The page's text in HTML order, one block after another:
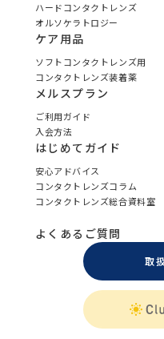
ハードコンタクトレンズ
オルソケラトロジー
ケア用品
ソフトコンタクトレンズ用
コンタクトレンズ装着薬
メルスプラン
ご利用ガイド
入会方法
はじめてガイド
安心アドバイス
コンタクトレンズコラム
コンタクトレンズ総合資料室
よくあるご質問
取